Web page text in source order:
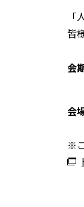
皆
会
会
※